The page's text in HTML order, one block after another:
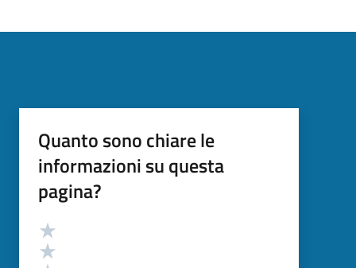
Quanto sono chiare le
informazioni su questa
pagina?
Valutazione